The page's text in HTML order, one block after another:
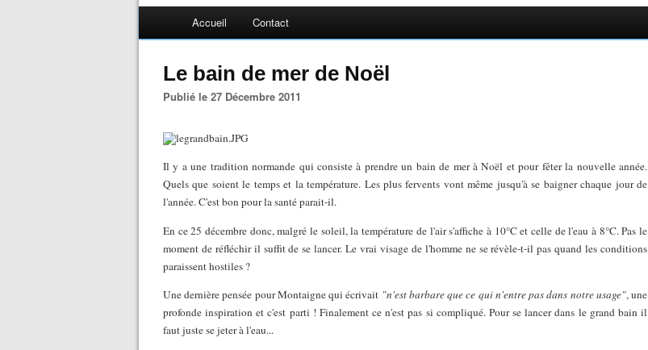
Accueil Contact
Le bain de mer de Noël
Publié le 27 Décembre 2011
Il y a une tradition normande qui consiste à prendre un bain de mer à Noël et pour fêter la nouvelle année.
Quels que soient le temps et la température. Les plus fervents vont même jusqu'à se baigner chaque jour de
l'année. C'est bon pour la santé parait-il.
En ce 25 décembre donc, malgré le soleil, la température de l'air s'affiche à 10°C et celle de l'eau à 8°C. Pas le
moment de réfléchir il suffit de se lancer. Le vrai visage de l'homme ne se révèle-t-il pas quand les conditions
paraissent hostiles ?
Une dernière pensée pour Montaigne qui écrivait "n'est barbare que ce qui n'entre pas dans notre usage", une
profonde inspiration et c'est parti ! Finalement ce n'est pas si compliqué. Pour se lancer dans le grand bain il
faut juste se jeter à l'eau...